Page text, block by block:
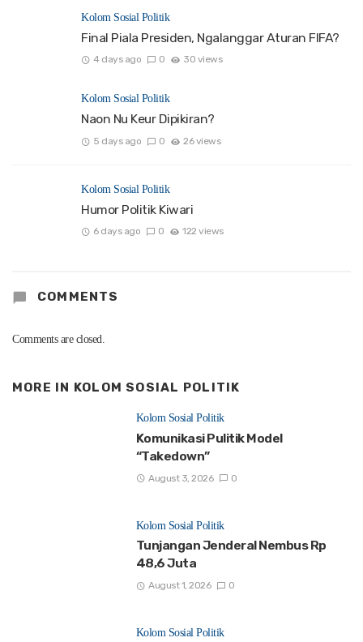
Kolom Sosial Politik
Final Piala Presiden, Ngalanggar Aturan FIFA?
4 days ago 0 30 views
Kolom Sosial Politik
Naon Nu Keur Dipikiran?
5 days ago 0 26 views
Kolom Sosial Politik
Humor Politik Kiwari
6 days ago 0 122 views
COMMENTS
Comments are closed.
MORE IN KOLOM SOSIAL POLITIK
Kolom Sosial Politik
Komunikasi Pulitik Model
“Takedown”
August 3, 2026 0
Kolom Sosial Politik
Tunjangan Jenderal Nembus Rp
48,6 Juta
August 1, 2026 0
Kolom Sosial Politik